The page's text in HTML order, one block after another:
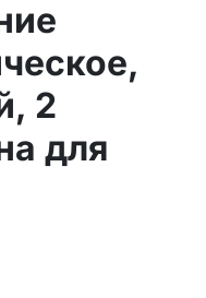
2
для